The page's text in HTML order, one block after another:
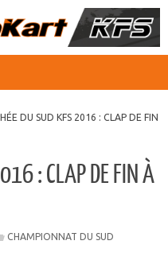
DU SUD KFS 2016 : CLAP DE FIN
: CLAP DE FIN À
CHAMPIONNAT DU SUD